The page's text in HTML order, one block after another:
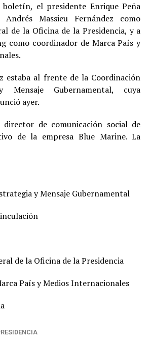
boletín, el presidente Enrique Peña
Massieu Fernández como
de la Oficina de la Presidencia, y a
como coordinador de Marca País y
estaba al frente de la Coordinación
Gubernamental, cuya
ayer.
de comunicación social de
de la empresa Blue Marine. La
y Mensaje Gubernamental
de la Oficina de la Presidencia
País y Medios Internacionales